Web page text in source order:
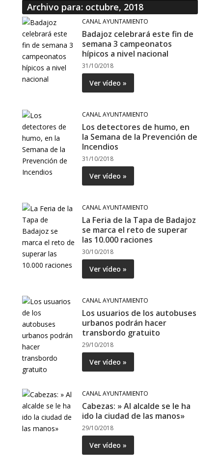
Archivo para: octubre, 2018
CANAL AYUNTAMIENTO
Badajoz celebrará este fin de
semana 3 campeonatos
hípicos a nivel nacional
31/10/2018
Ver vídeo »
CANAL AYUNTAMIENTO
Los detectores de humo, en
la Semana de la Prevención de
Incendios
31/10/2018
Ver vídeo »
CANAL AYUNTAMIENTO
La Feria de la Tapa de Badajoz
se marca el reto de superar
las 10.000 raciones
30/10/2018
Ver vídeo »
CANAL AYUNTAMIENTO
Los usuarios de los autobuses
urbanos podrán hacer
transbordo gratuito
29/10/2018
Ver vídeo »
CANAL AYUNTAMIENTO
Cabezas: » Al alcalde se le ha
ido la ciudad de las manos»
29/10/2018
Ver vídeo »